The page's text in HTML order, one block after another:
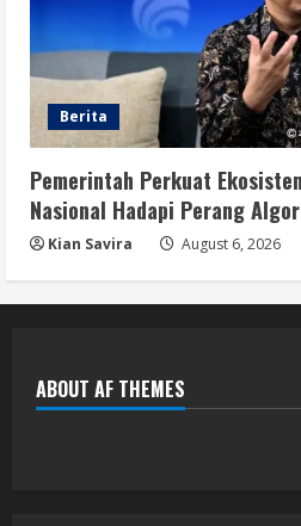
Berita
Pemerintah Perkuat
Nasional Hadapi Perang
Kian Savira August 6, 2026
ABOUT AF THEMES